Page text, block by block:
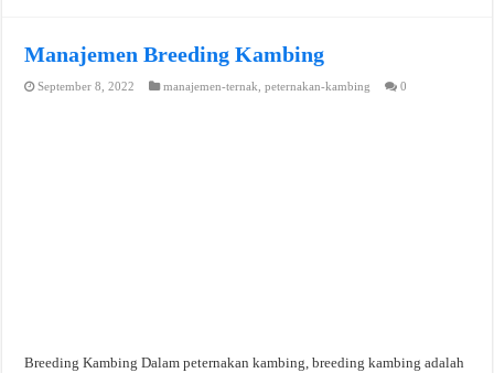
Manajemen Breeding Kambing
September 8, 2022 manajemen-ternak ,peternakan-kambing 0
Breeding Kambing Dalam peternakan kambing, breeding kambing adalah